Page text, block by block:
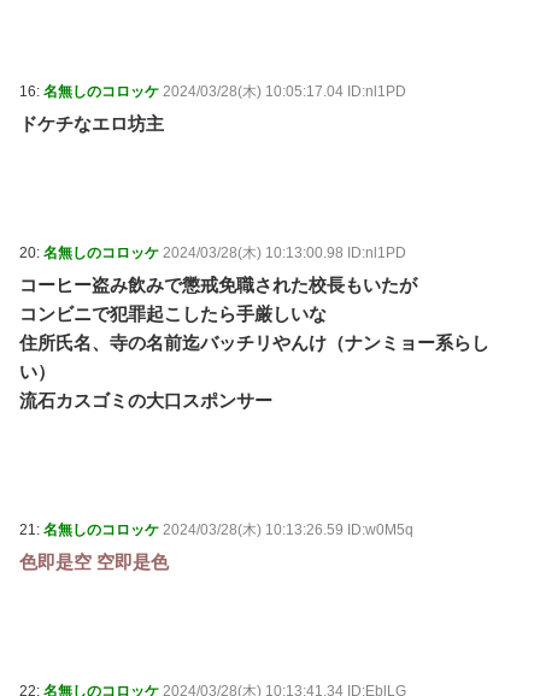
16: 名無しのコロッケ 2024/03/28(木) 10:05:17.04 ID:nl1PD
ドケチなエロ坊主
20: 名無しのコロッケ 2024/03/28(木) 10:13:00.98 ID:nl1PD
コーヒー盗み飲みで懲戒免職された校長もいたが
コンビニで犯罪起こしたら手厳しいな
住所氏名、寺の名前迄バッチリやんけ（ナンミョー系らし
い）
流石カスゴミの大口スポンサー
21: 名無しのコロッケ 2024/03/28(木) 10:13:26.59 ID:w0M5q
色即是空 空即是色
22: 名無しのコロッケ 2024/03/28(木) 10:13:41.34 ID:EblLG